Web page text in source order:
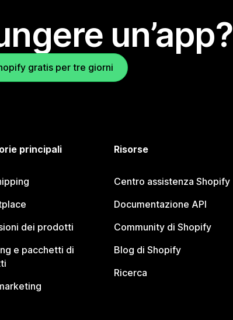
un’app?
gratis per tre giorni
principali
dei prodotti
e pacchetti di
Risorse
Centro assistenza Shopify
Documentazione API
Community di Shopify
Blog di Shopify
Ricerca